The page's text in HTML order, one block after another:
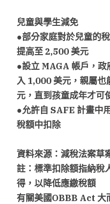
兒童與學生減免
●部分家庭對於兒童的
提高至 2,500 美元
●設立 MAGA 帳戶，政
入 1,000 美元，親屬也
元，直到孩童成年才可
●允許自 SAFE 計畫中
稅額中扣除
資料來源：減稅法案草
註：標準扣除額指納稅
得，以降低應繳稅額
有關美國OBBB Act 大